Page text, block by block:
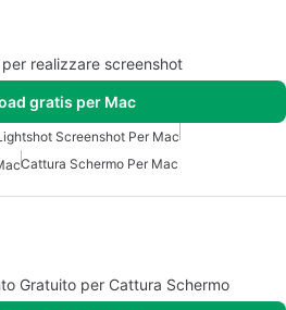
realizzare screenshot
gratis per Mac
Screenshot Per Mac
Cattura Schermo Per Mac
Gratuito per Cattura Schermo